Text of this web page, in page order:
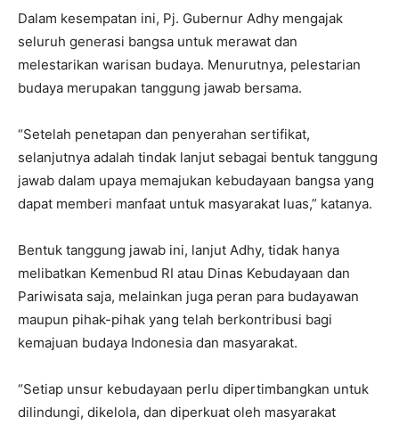
Dalam kesempatan ini, Pj. Gubernur Adhy mengajak
seluruh generasi bangsa untuk merawat dan
melestarikan warisan budaya. Menurutnya, pelestarian
budaya merupakan tanggung jawab bersama.
“Setelah penetapan dan penyerahan sertifikat,
selanjutnya adalah tindak lanjut sebagai bentuk tanggung
jawab dalam upaya memajukan kebudayaan bangsa yang
dapat memberi manfaat untuk masyarakat luas,” katanya.
Bentuk tanggung jawab ini, lanjut Adhy, tidak hanya
melibatkan Kemenbud RI atau Dinas Kebudayaan dan
Pariwisata saja, melainkan juga peran para budayawan
maupun pihak-pihak yang telah berkontribusi bagi
kemajuan budaya Indonesia dan masyarakat.
“Setiap unsur kebudayaan perlu dipertimbangkan untuk
dilindungi, dikelola, dan diperkuat oleh masyarakat